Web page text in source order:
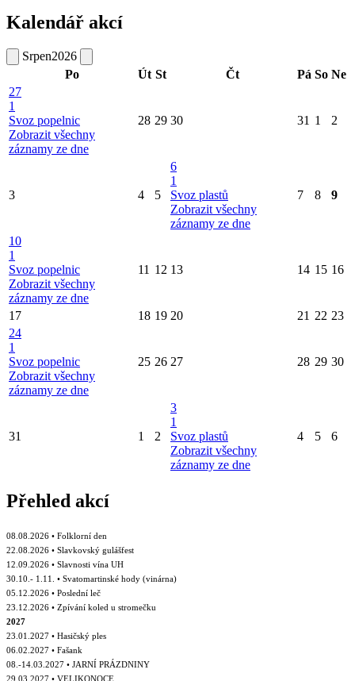
Kalendář akcí
Srpen2026
Po
Út St Čt Pá So Ne
27
1
Svoz popelnic
Zobrazit všechny
záznamy ze dne
28 29 30 31 1 2
3 4 5
6
1
Svoz plastů
Zobrazit všechny
záznamy ze dne
7 8 9
10
1
Svoz popelnic
Zobrazit všechny
záznamy ze dne
11 12 13 14 15 16
17 18 19 20 21 22 23
24
1
Svoz popelnic
Zobrazit všechny
záznamy ze dne
25 26 27 28 29 30
31 1 2
3
1
Svoz plastů
Zobrazit všechny
záznamy ze dne
4 5 6
Přehled akcí
08.08.2026 • Folklorní den
22.08.2026 • Slavkovský gulášfest
12.09.2026 • Slavnosti vína UH
30.10.- 1.11. • Svatomartinské hody (vinárna)
05.12.2026 • Poslední leč
23.12.2026 • Zpívání koled u stromečku
2027
23.01.2027 • Hasičský ples
06.02.2027 • Fašank
08.-14.03.2027 • JARNÍ PRÁZDNINY
29.03.2027 • VELIKONOCE